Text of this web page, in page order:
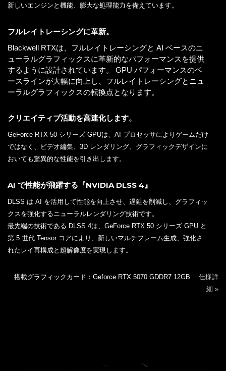
新しいエンジンと機能、膨大な処理能力を備えています。
フルレイトレーシングに革新。
Blackwell RTXは、フルレイトレーシングと AI ベースのニ
ューラルグラフィックスに革新的なパフォーマンスを提供
するように設計されています。 GPU パフォーマンスのベ
ースラインが大幅に向上し、フルレイトレーシングとニュ
ーラルグラフィックスの転換点となります。
クリエイティブ活動を高速化します。
GeForce RTX 50 シリーズ GPUは、AI プロセッサによりゲームだけ
ではなく、ビデオ編集、3D レンダリング、グラフィックデザインに
おいても驚異的な性能を引き出します。
AI で性能が飛躍する『NVIDIA DLSS 4』
DLSS は AI を活用して性能を向上させ、遅延を削減し、グラフィッ
クスを強化するニューラルレンダリング技術です。
最先端の技術である DLSS 4は、GeForce RTX 50 シリーズ GPU と
第 5 世代 Tensor コアにより、新しいマルチフレーム生成、強化さ
れたレイ再構成と超解像度を実現します。
搭載グラフィックカード：Geforce RTX 5070 GDDR7 12GB 仕様詳
細 »